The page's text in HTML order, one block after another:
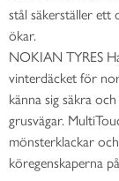
stål säkerställer
ökar.
NOKIAN TYRES
vinterdäcket för
känna sig säkra
grusvägar.
mönsterklackar
köregenskaperna